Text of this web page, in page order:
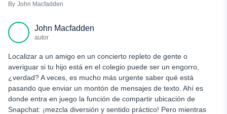
John Macfadden
John Macfadden
autor
Localizar a un amigo en un concierto repleto de gente o
averiguar si tu hijo está en el colegio puede ser un engorro,
¿verdad? A veces, es mucho más urgente saber qué está
pasando que enviar un montón de mensajes de texto. Ahí es
donde entra en juego la función de compartir ubicación de
Snapchat: ¡mezcla diversión y sentido práctico! Pero mientras